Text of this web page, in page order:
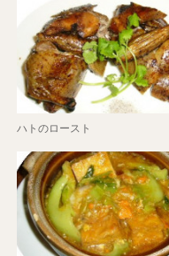
ハトのロースト